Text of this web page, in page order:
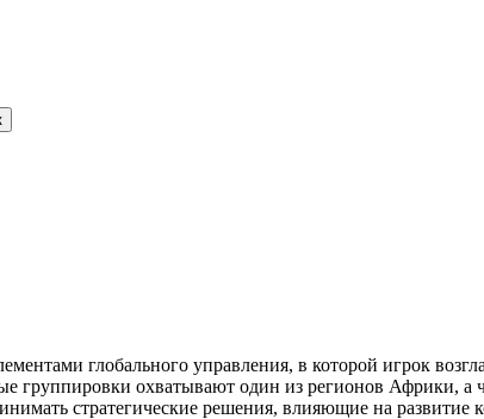
глобального управления, в которой игрок
группировки охватывают один из регионов Африки, а
стратегические решения, влияющие на развитие